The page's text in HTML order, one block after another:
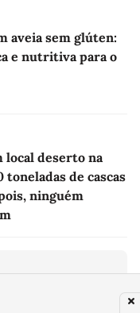
aveia sem glúten:
e nutritiva para o
local deserto na
toneladas de cascas
ninguém